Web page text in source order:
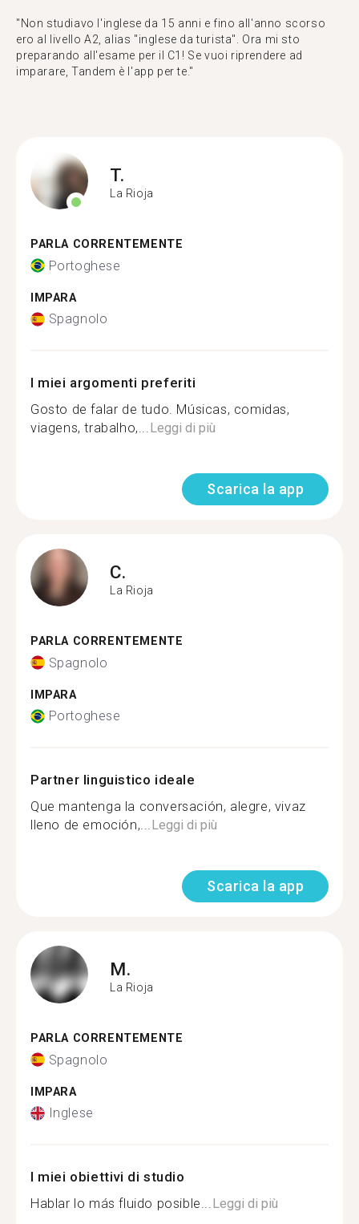
"Non studiavo l'inglese da 15 anni e fino all'anno scorso
ero al livello A2, alias "inglese da turista". Ora mi sto
preparando all'esame per il C1! Se vuoi riprendere ad
imparare, Tandem è l'app per te."
T.
La Rioja
PARLA CORRENTEMENTE
Portoghese
IMPARA
Spagnolo
I miei argomenti preferiti
Gosto de falar de tudo. Músicas, comidas,
viagens, trabalho,...Leggi di più
Scarica la app
C.
La Rioja
PARLA CORRENTEMENTE
Spagnolo
IMPARA
Portoghese
Partner linguistico ideale
Que mantenga la conversación, alegre, vivaz
lleno de emoción,...Leggi di più
Scarica la app
M.
La Rioja
PARLA CORRENTEMENTE
Spagnolo
IMPARA
Inglese
I miei obiettivi di studio
Hablar lo más fluido posible...Leggi di più